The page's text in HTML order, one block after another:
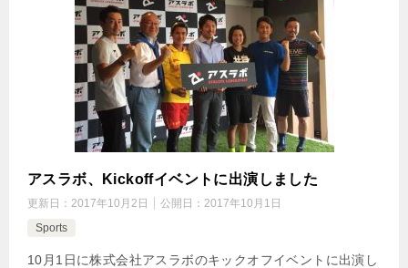
アスラボ、Kickoffイベントに出演しました
更新日： 2017年10月2日 公開日： 2017年10月1日
Sports
10月1日に株式会社アスラボのキックオフイベントに出演し